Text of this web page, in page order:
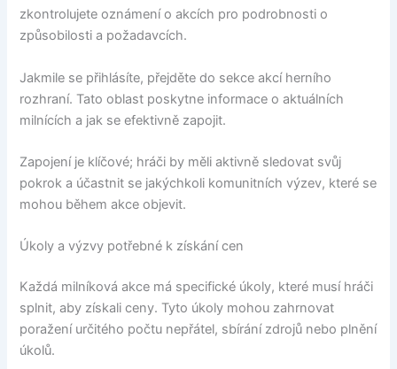
zkontrolujete oznámení o akcích pro podrobnosti o
způsobilosti a požadavcích.
Jakmile se přihlásíte, přejděte do sekce akcí herního
rozhraní. Tato oblast poskytne informace o aktuálních
milnících a jak se efektivně zapojit.
Zapojení je klíčové; hráči by měli aktivně sledovat svůj
pokrok a účastnit se jakýchkoli komunitních výzev, které se
mohou během akce objevit.
Úkoly a výzvy potřebné k získání cen
Každá milníková akce má specifické úkoly, které musí hráči
splnit, aby získali ceny. Tyto úkoly mohou zahrnovat
poražení určitého počtu nepřátel, sbírání zdrojů nebo plnění
úkolů.